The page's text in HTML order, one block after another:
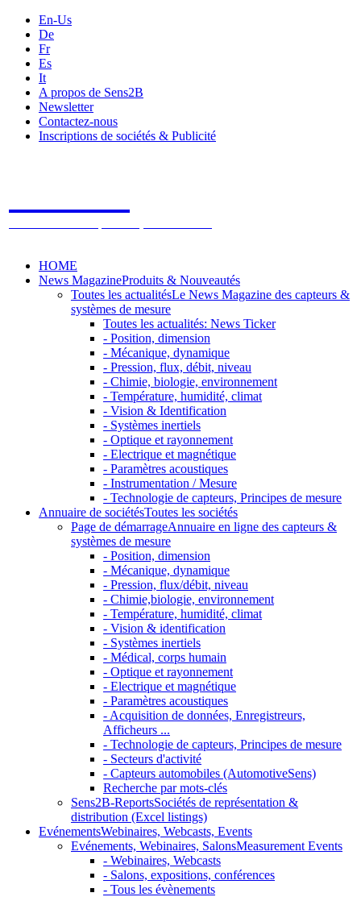
En-Us
De
Fr
Es
It
A propos de Sens2B
Newsletter
Contactez-nous
Inscriptions de sociétés & Publicité
HOME
News MagazineProduits & Nouveautés
Toutes les actualitésLe News Magazine des capteurs &
systèmes de mesure
Toutes les actualités: News Ticker
- Position, dimension
- Mécanique, dynamique
- Pression, flux, débit, niveau
- Chimie, biologie, environnement
- Température, humidité, climat
- Vision & Identification
- Systèmes inertiels
- Optique et rayonnement
- Electrique et magnétique
- Paramètres acoustiques
- Instrumentation / Mesure
- Technologie de capteurs, Principes de mesure
Annuaire de sociétésToutes les sociétés
Page de démarrageAnnuaire en ligne des capteurs &
systèmes de mesure
- Position, dimension
- Mécanique, dynamique
- Pression, flux/débit, niveau
- Chimie,biologie, environnement
- Température, humidité, climat
- Vision & identification
- Systèmes inertiels
- Médical, corps humain
- Optique et rayonnement
- Electrique et magnétique
- Paramètres acoustiques
- Acquisition de données, Enregistreurs,
Afficheurs ...
- Technologie de capteurs, Principes de mesure
- Secteurs d'activité
- Capteurs automobiles (AutomotiveSens)
Recherche par mots-clés
Sens2B-ReportsSociétés de représentation &
distribution (Excel listings)
EvénementsWebinaires, Webcasts, Events
Evénements, Webinaires, SalonsMeasurement Events
- Webinaires, Webcasts
- Salons, expositions, conférences
- Tous les évènements